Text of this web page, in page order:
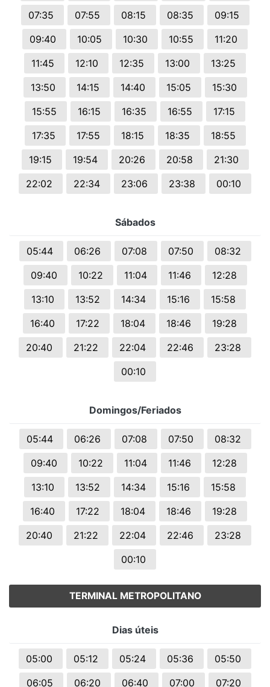
07:35
07:55 08:15 08:35
09:15
09:40
10:05 10:30 10:55
11:20
11:45
12:10 12:35 13:00
13:25
13:50
14:15 14:40 15:05
15:30
15:55
16:15 16:35 16:55
17:15
17:35
17:55 18:15 18:35
18:55
19:15
19:54 20:26 20:58
21:30
22:02
22:34 23:06 23:38 00:10
Sábados
05:44 06:26 07:08 07:50
08:32
09:40
10:22 11:04 11:46
12:28
13:10
13:52 14:34 15:16
15:58
16:40
17:22 18:04 18:46
19:28
20:40
21:22 22:04 22:46
23:28
00:10
Domingos/Feriados
05:44 06:26 07:08 07:50
08:32
09:40
10:22 11:04 11:46
12:28
13:10
13:52 14:34 15:16
15:58
16:40
17:22 18:04 18:46
19:28
20:40
21:22 22:04 22:46
23:28
00:10
TERMINAL METROPOLITANO
Dias úteis
05:00 05:12 05:24 05:36
05:50
06:05
06:20 06:40 07:00 07:20